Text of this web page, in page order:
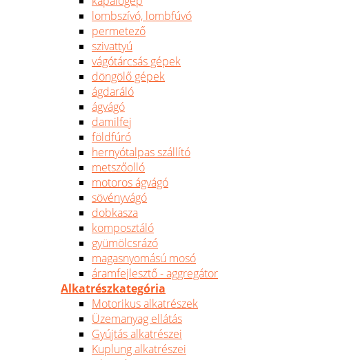
lombszívó, lombfúvó
permetező
szivattyú
vágótárcsás gépek
döngölő gépek
ágdaráló
ágvágó
damilfej
földfúró
hernyótalpas szállító
metszőolló
motoros ágvágó
sövényvágó
dobkasza
komposztáló
gyümölcsrázó
magasnyomású mosó
áramfejlesztő - aggregátor
Alkatrészkategória
Motorikus alkatrészek
Üzemanyag ellátás
Gyújtás alkatrészei
Kuplung alkatrészei